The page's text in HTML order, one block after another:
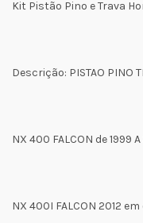
Kit Pistão Pino e Trava
Descrição: PISTAO PINO
NX 400 FALCON de 1999
NX 400I FALCON 2012